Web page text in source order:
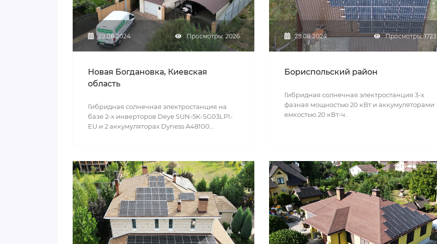
29.08.2024 Просмотры: 2026
Новая Богдановка, Киевская
область
Гибридная солнечная электростанция на
базе 2-х инверторов Deye SUN-5K-SG03LP1-
EU и 2 аккумуляторах Dyness A48100...
29.08.2024 Просмотры: 1723
Бориспольский район
Гибридная солнечная электростанция 3-х
фазная мощностью 20 кВт и аккумуляторами
емкостью 20 кВт-ч..